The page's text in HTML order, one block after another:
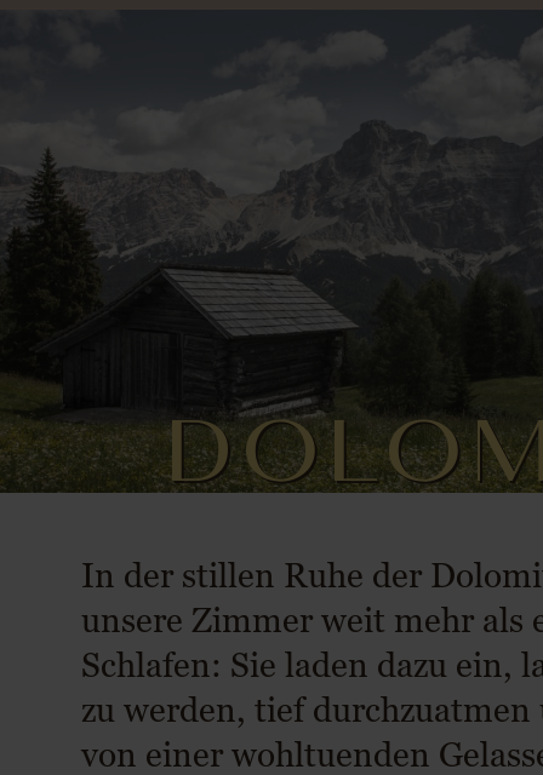
In der stillen Ruhe der
unsere Zimmer weit mehr als
Schlafen: Sie laden dazu ein,
zu werden, tief durchzuatmen
von einer wohltuenden